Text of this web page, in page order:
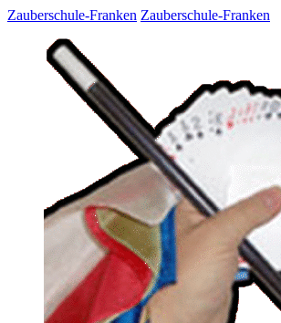
Zauberschule-Franken Zauberschule-Franken